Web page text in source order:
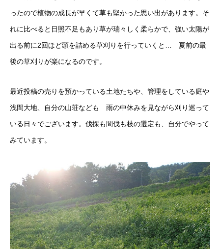
ったので植物の成長が早くて草も堅かった思い出があります。そ
れに比べると日照不足もあり草が瑞々しく柔らかで、強い太陽が
出る前に2回ほど頭を詰める草刈りを行っていくと… 夏前の最
後の草刈りが楽になるのです。
最近投稿の売りを預かっている土地たちや、管理をしている庭や
浅間大地、自分の山荘なども 雨の中休みを見ながら刈り巡って
いる日々でございます。伐採も間伐も枝の選定も、自分でやって
みています。